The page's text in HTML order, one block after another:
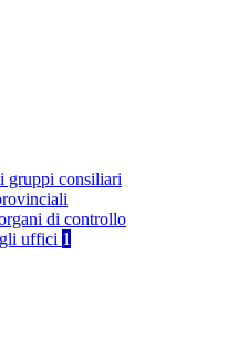
gruppi consiliari
di controllo
uffici 1